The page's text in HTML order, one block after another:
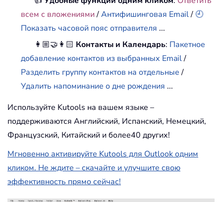
всем с вложениями /Антифишинговая Email/ 🕘
Показать часовой пояс отправителя ...
👩🏼‍🤝‍👩🏻 Контакты и Календарь: Пакетное
добавление контактов из выбранных Email/
Разделить группу контактов на отдельные/
Удалить напоминание о дне рождения ...
Используйте Kutools на вашем языке –
поддерживаются Английский, Испанский, Немецкий,
Французский, Китайский и более40 других!
Мгновенно активируйте Kutools для Outlook одним
кликом. Не ждите – скачайте и улучшите свою
эффективность прямо сейчас!